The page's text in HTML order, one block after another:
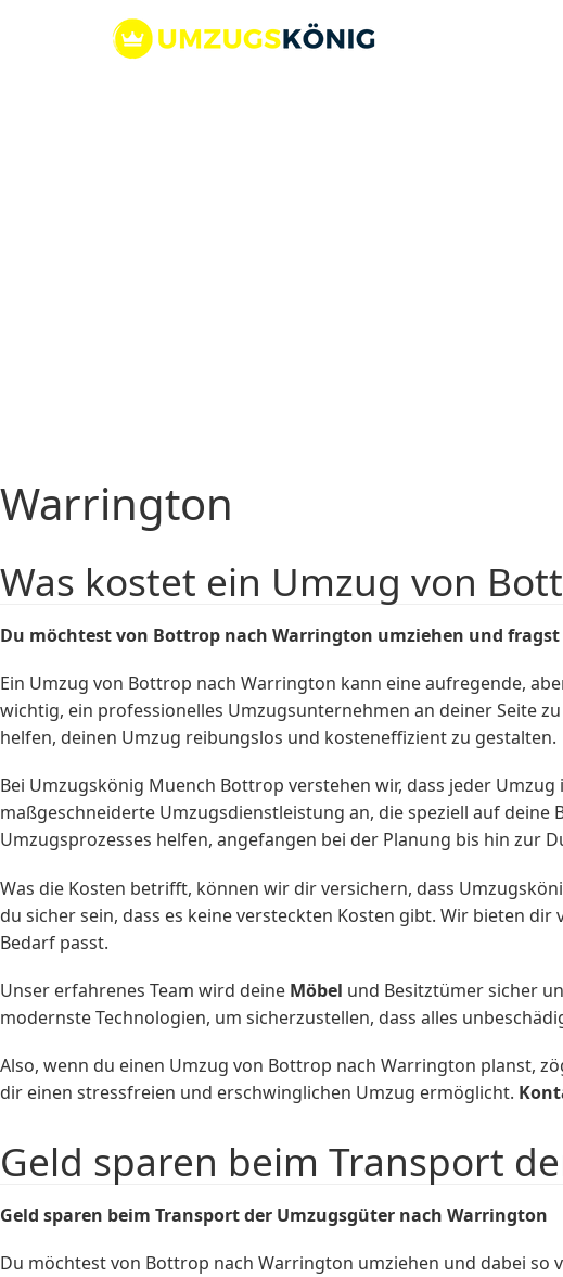
Warrington
Was kostet ein Umzug von
Du möchtest von Bottrop nach Warrington umziehen und fragst
Ein Umzug von Bottrop nach Warrington kann eine aufregende,
wichtig, ein professionelles Umzugsunternehmen an deiner Seite
helfen, deinen Umzug reibungslos und kosteneffizient zu gestalten.
Bei Umzugskönig Muench Bottrop verstehen wir, dass jeder
maßgeschneiderte Umzugsdienstleistung an, die speziell auf
Umzugsprozesses helfen, angefangen bei der Planung bis hin zur
Was die Kosten betrifft, können wir dir versichern, dass
du sicher sein, dass es keine versteckten Kosten gibt. Wir bieten
Bedarf passt.
Unser erfahrenes Team wird deine Möbel und Besitztümer sicher
modernste Technologien, um sicherzustellen, dass alles
Also, wenn du einen Umzug von Bottrop nach Warrington planst,
dir einen stressfreien und erschwinglichen Umzug ermöglicht.
Geld sparen beim Transport
Geld sparen beim Transport der Umzugsgüter nach Warrington
Du möchtest von Bottrop nach Warrington umziehen und dabei